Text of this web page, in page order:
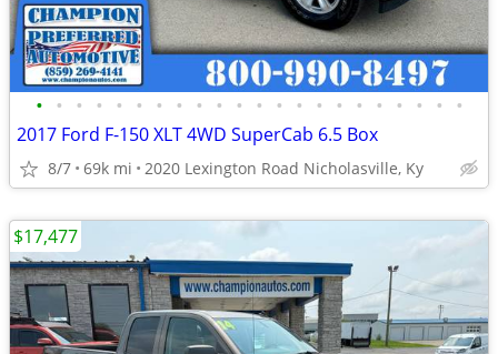
• • • • • • • • • • • • • • • • • • • • • •
2017 Ford F-150 XLT 4WD SuperCab 6.5 Box
8/7 69k mi 2020 Lexington Road Nicholasville, Ky
$17,477